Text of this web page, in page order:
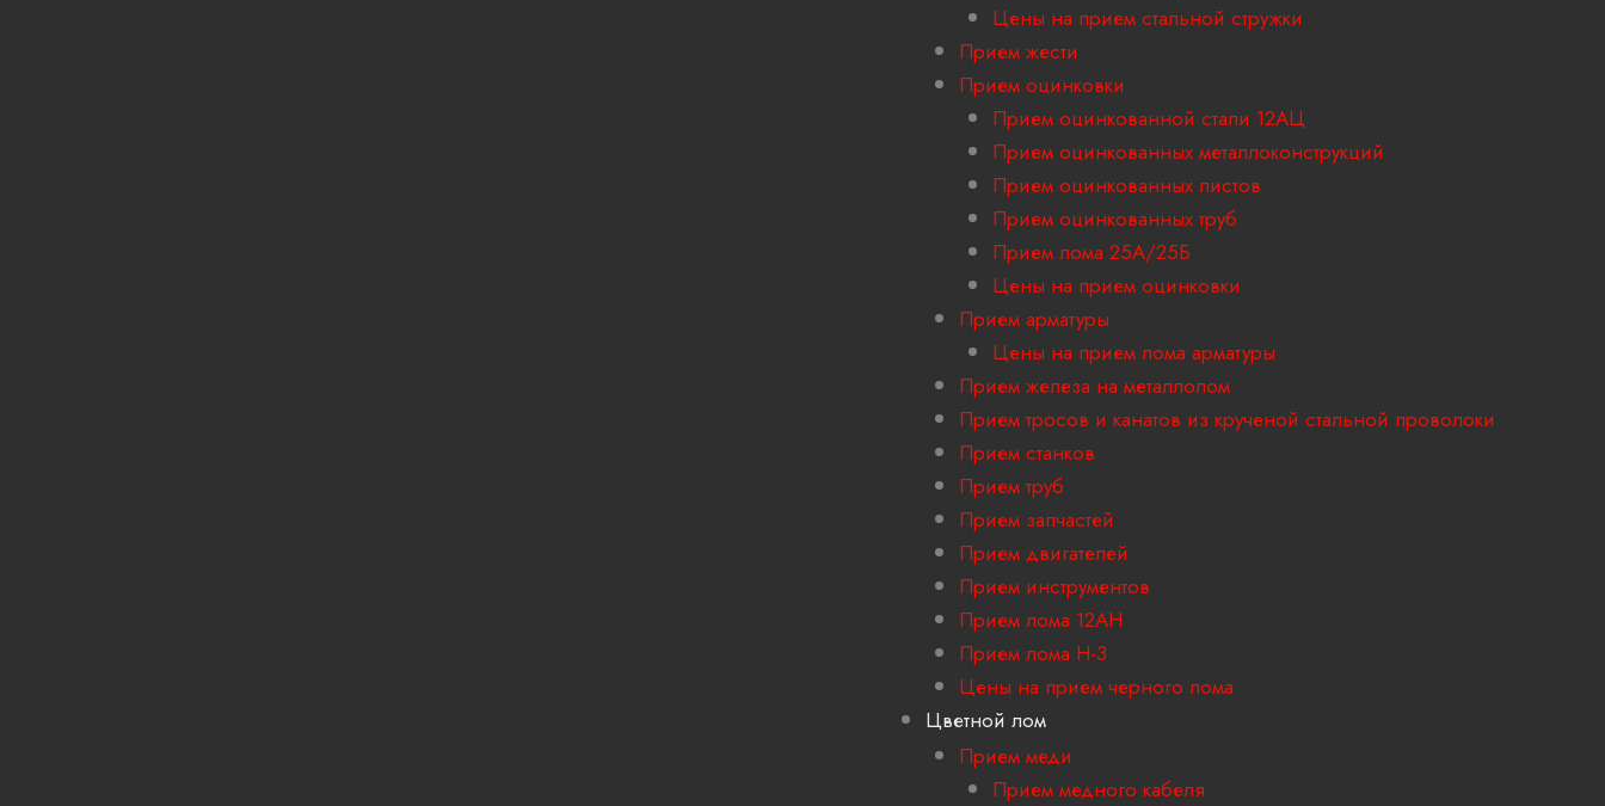
Цены на прием стальной стружки
Прием жести
Прием оцинковки
Прием оцинкованной стали 12АЦ
Прием оцинкованных металлоконструкций
Прием оцинкованных листов
Прием оцинкованных труб
Прием лома 25А/25Б
Цены на прием оцинковки
Прием арматуры
Цены на прием лома арматуры
Прием железа на металлолом
Прием тросов и канатов из крученой стальной проволоки
Прием станков
Прием труб
Прием запчастей
Прием двигателей
Прием инструментов
Прием лома 12АН
Прием лома H-3
Цены на прием черного лома
Цветной лом
Прием меди
Прием медного кабеля